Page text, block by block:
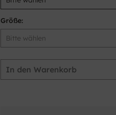
Größe:
In den Warenkorb